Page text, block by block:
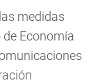
medidas
Economía